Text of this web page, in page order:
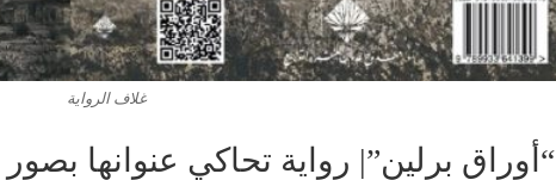
غلاف الرواية
“أوراق برلين”| رواية تحاكي عنوانها